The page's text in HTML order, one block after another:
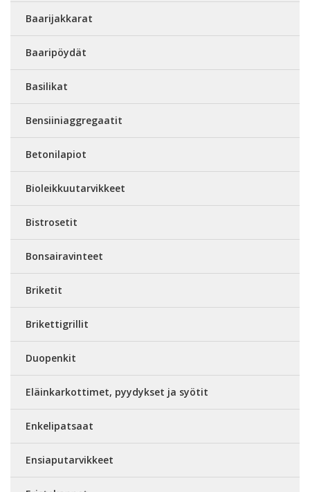
Baarijakkarat
Baaripöydät
Basilikat
Bensiiniaggregaatit
Betonilapiot
Bioleikkuutarvikkeet
Bistrosetit
Bonsairavinteet
Briketit
Brikettigrillit
Duopenkit
Eläinkarkottimet, pyydykset ja syötit
Enkelipatsaat
Ensiaputarvikkeet